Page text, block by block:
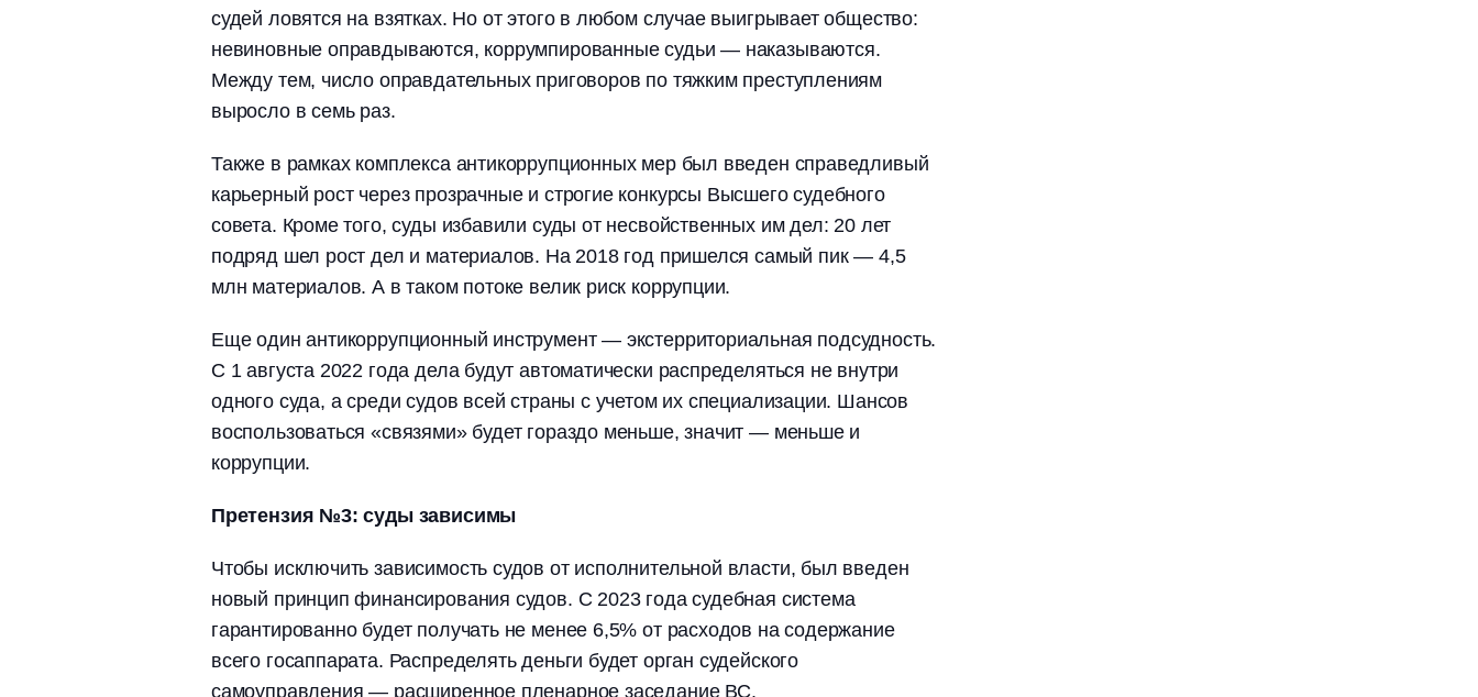
судей ловятся на взятках. Но от этого в любом случае выигрывает общество:
невиновные оправдываются, коррумпированные судьи ― наказываются.
Между тем, число оправдательных приговоров по тяжким преступлениям
выросло в семь раз.
Также в рамках комплекса антикоррупционных мер был введен справедливый
карьерный рост через прозрачные и строгие конкурсы Высшего судебного
совета. Кроме того, суды избавили суды от несвойственных им дел: 20 лет
подряд шел рост дел и материалов. На 2018 год пришелся самый пик ― 4,5
млн материалов. А в таком потоке велик риск коррупции.
Еще один антикоррупционный инструмент ― экстерриториальная подсудность.
С 1 августа 2022 года дела будут автоматически распределяться не внутри
одного суда, а среди судов всей страны с учетом их специализации. Шансов
воспользоваться «связями» будет гораздо меньше, значит ― меньше и
коррупции.
Претензия №3: суды зависимы
Чтобы исключить зависимость судов от исполнительной власти, был введен
новый принцип финансирования судов. С 2023 года судебная система
гарантированно будет получать не менее 6,5% от расходов на содержание
всего госаппарата. Распределять деньги будет орган судейского
самоуправления ― расширенное пленарное заседание ВС.